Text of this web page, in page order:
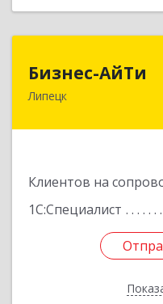
Бизнес-АйТи
Липецк
Клиентов на
1С:Специалист
398008, Липецкая